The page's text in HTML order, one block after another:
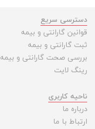
دسترسی سریع
قوانین گارانتی و بیمه
ثبت گارانتی و بیمه
بررسی صحت گارانتی و بیمه
رینگ لایت
ناحیه کاربری
درباره ما
ارتباط با ما